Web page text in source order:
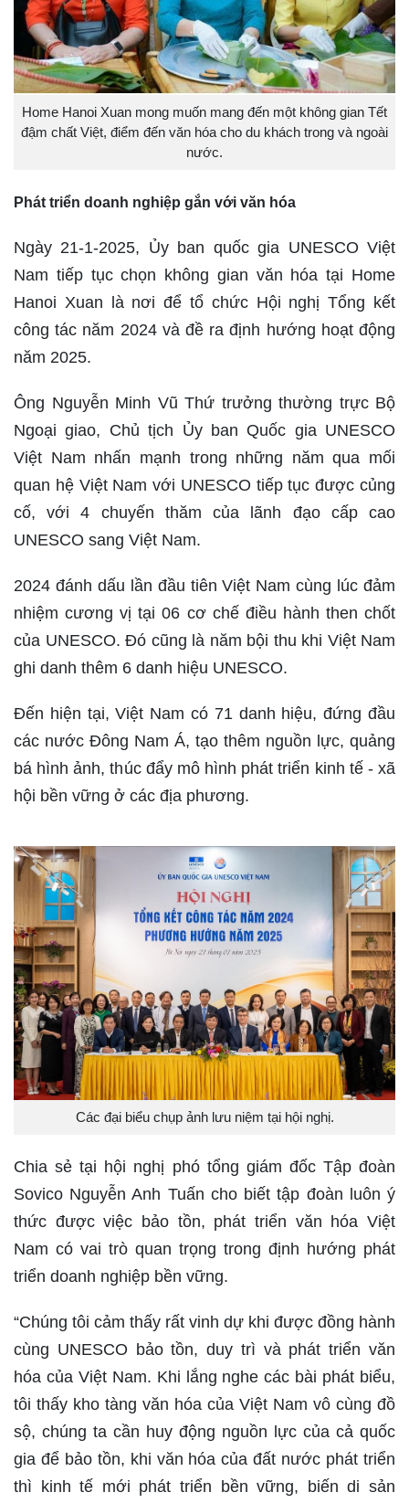
Home Hanoi Xuan mong muốn mang đến một không gian Tết
đậm chất Việt, điểm đến văn hóa cho du khách trong và ngoài
nước.
Phát triển doanh nghiệp gắn với văn hóa
Ngày 21-1-2025, Ủy ban quốc gia UNESCO Việt
Nam tiếp tục chọn không gian văn hóa tại Home
Hanoi Xuan là nơi để tổ chức Hội nghị Tổng kết
công tác năm 2024 và đề ra định hướng hoạt động
năm 2025.
Ông Nguyễn Minh Vũ Thứ trưởng thường trực Bộ
Ngoại giao, Chủ tịch Ủy ban Quốc gia UNESCO
Việt Nam nhấn mạnh trong những năm qua mối
quan hệ Việt Nam với UNESCO tiếp tục được củng
cố, với 4 chuyến thăm của lãnh đạo cấp cao
UNESCO sang Việt Nam.
2024 đánh dấu lần đầu tiên Việt Nam cùng lúc đảm
nhiệm cương vị tại 06 cơ chế điều hành then chốt
của UNESCO. Đó cũng là năm bội thu khi Việt Nam
ghi danh thêm 6 danh hiệu UNESCO.
Đến hiện tại, Việt Nam có 71 danh hiệu, đứng đầu
các nước Đông Nam Á, tạo thêm nguồn lực, quảng
bá hình ảnh, thúc đẩy mô hình phát triển kinh tế - xã
hội bền vững ở các địa phương.
Các đại biểu chụp ảnh lưu niệm tại hội nghị.
Chia sẻ tại hội nghị phó tổng giám đốc Tập đoàn
Sovico Nguyễn Anh Tuấn cho biết tập đoàn luôn ý
thức được việc bảo tồn, phát triển văn hóa Việt
Nam có vai trò quan trọng trong định hướng phát
triển doanh nghiệp bền vững.
“Chúng tôi cảm thấy rất vinh dự khi được đồng hành
cùng UNESCO bảo tồn, duy trì và phát triển văn
hóa của Việt Nam. Khi lắng nghe các bài phát biểu,
tôi thấy kho tàng văn hóa của Việt Nam vô cùng đồ
sộ, chúng ta cần huy động nguồn lực của cả quốc
gia để bảo tồn, khi văn hóa của đất nước phát triển
thì kinh tế mới phát triển bền vững, biến di sản